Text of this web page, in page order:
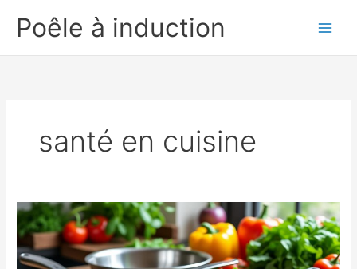
Poêle à induction
santé en cuisine